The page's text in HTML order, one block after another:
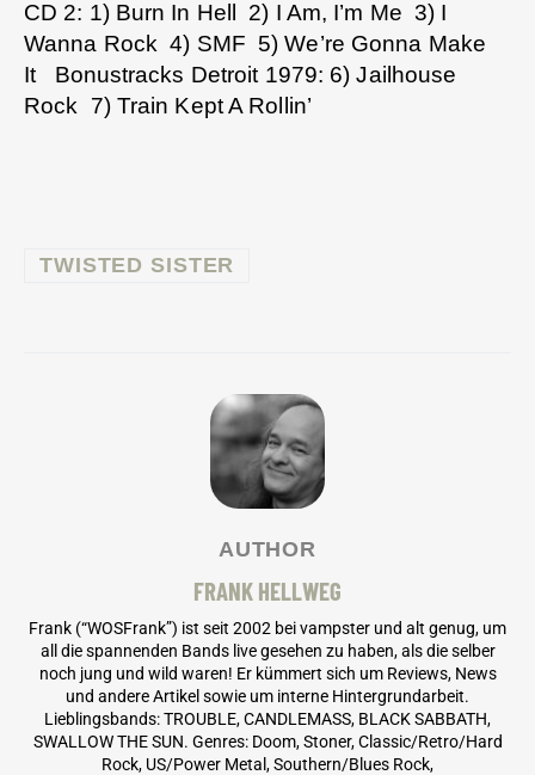
CD 2: 1) Burn In Hell 2) I Am, I’m Me 3) I
Wanna Rock 4) SMF 5) We’re Gonna Make
It Bonustracks Detroit 1979: 6) Jailhouse
Rock 7) Train Kept A Rollin’
TWISTED SISTER
AUTHOR
FRANK HELLWEG
Frank (“WOSFrank”) ist seit 2002 bei vampster und alt genug, um
all die spannenden Bands live gesehen zu haben, als die selber
noch jung und wild waren! Er kümmert sich um Reviews, News
und andere Artikel sowie um interne Hintergrundarbeit.
Lieblingsbands: TROUBLE, CANDLEMASS, BLACK SABBATH,
SWALLOW THE SUN. Genres: Doom, Stoner, Classic/Retro/Hard
Rock, US/Power Metal, Southern/Blues Rock,